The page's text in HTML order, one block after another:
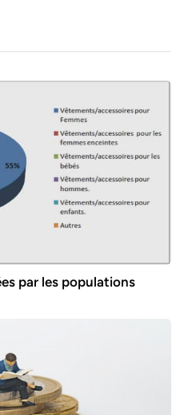
par les populations